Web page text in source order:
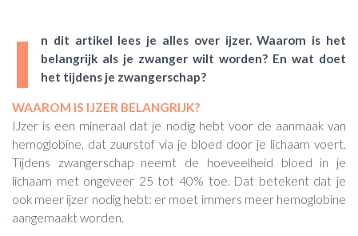
I
n dit artikel lees je alles over ijzer. Waarom is het
belangrijk als je zwanger wilt worden? En wat doet
het tijdens je zwangerschap?
WAAROM IS IJZER BELANGRIJK?
IJzer is een mineraal dat je nodig hebt voor de aanmaak van
hemoglobine, dat zuurstof via je bloed door je lichaam voert.
Tijdens zwangerschap neemt de hoeveelheid bloed in je
lichaam met ongeveer 25 tot 40% toe. Dat betekent dat je
ook meer ijzer nodig hebt: er moet immers meer hemoglobine
aangemaakt worden.